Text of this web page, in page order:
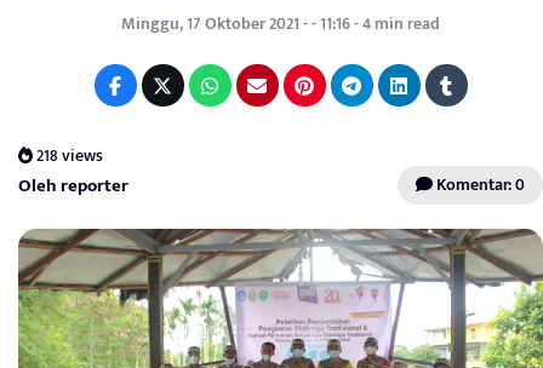
Minggu, 17 Oktober 2021 - - 11:16 - 4 min read
218 views
Oleh reporter Komentar: 0